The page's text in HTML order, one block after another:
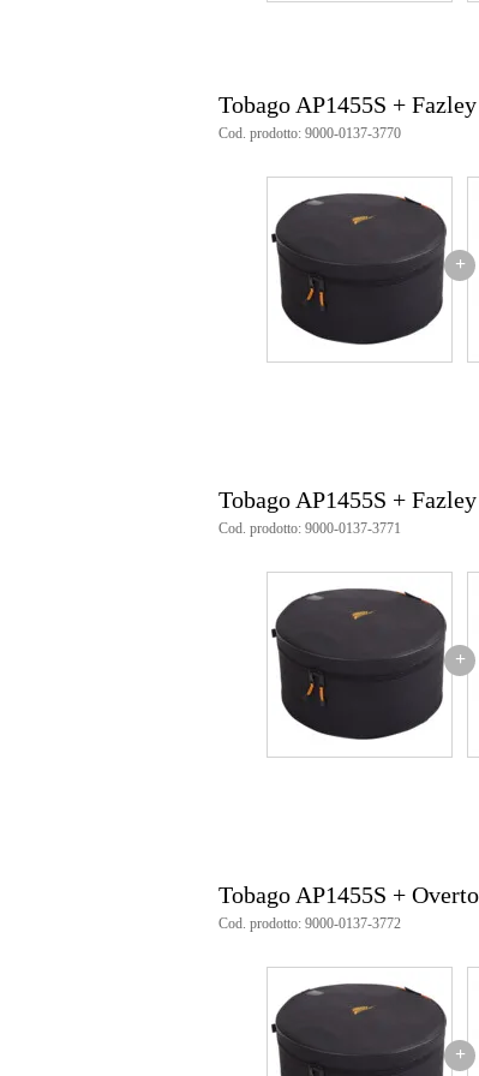
Tobago AP1455S +
Cod. prodotto: 9000-0137-3770
+
Tobago AP1455S +
Cod. prodotto: 9000-0137-3771
+
Tobago AP1455S +
Cod. prodotto: 9000-0137-3772
+